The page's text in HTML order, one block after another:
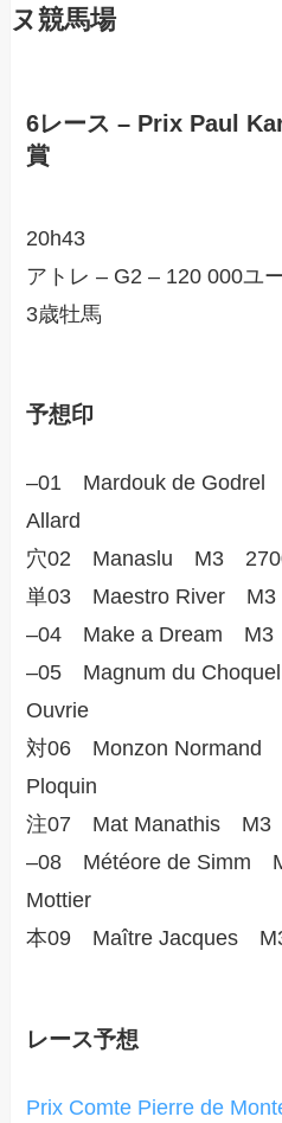
ヌ競馬場
6レース – Prix Paul
賞
20h43
アトレ – G2 – 120 000ユ
3歳牡馬
予想印
–01 Mardouk de
Allard
穴02 Manaslu M3
単03 Maestro River
–04 Make a Dream
–05 Magnum du
Ouvrie
対06 Monzon
Ploquin
注07 Mat Manathis
–08 Météore de Simm
Mottier
本09 Maître Jacques
レース予想
Prix Comte Pierre de